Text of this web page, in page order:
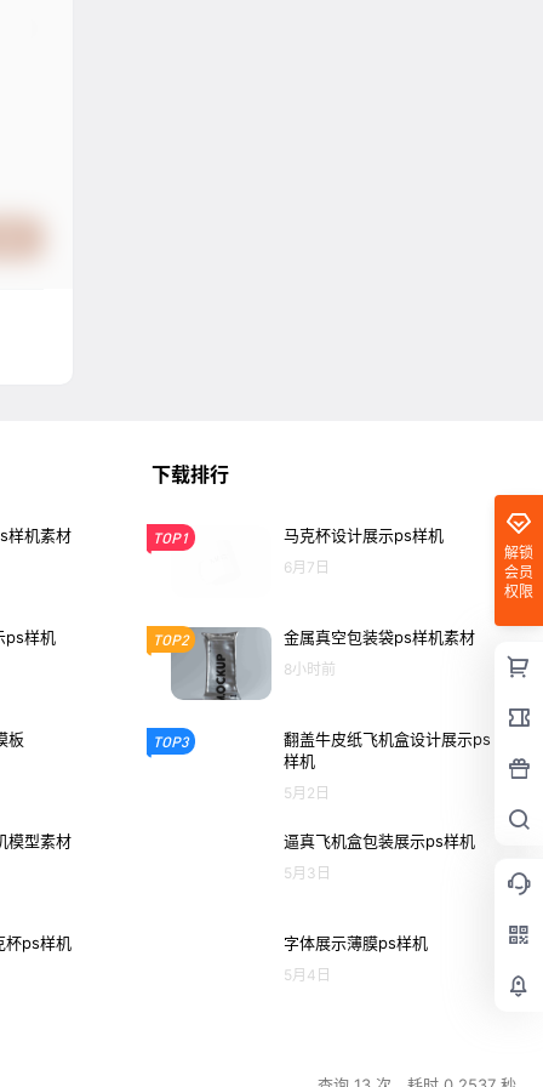
解锁
会员
权限
样机素材
ps样机
板
模型素材
杯ps样机
下载排行
TOP1 马克杯设计展示ps样机
6月7日
TOP2 金属真空包装袋ps样机素材
8小时前
TOP3
翻盖牛皮纸飞机盒设计展示ps
样机
5月2日
逼真飞机盒包装展示ps样机
5月3日
字体展示薄膜ps样机
5月4日